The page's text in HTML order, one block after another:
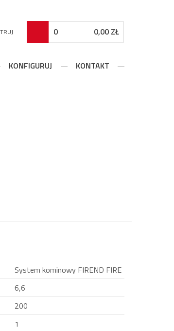
0 0,00 ZŁ
KONFIGURUJ KONTAKT
System kominowy FIREND FIRE
6,6
200
1